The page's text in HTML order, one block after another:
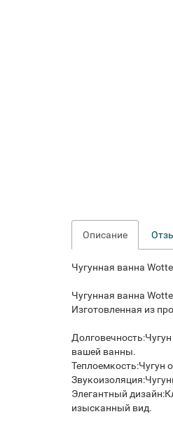
Описание
Чугунная ванна
Чугунная ванна
Изготовленная из
вашей ванны.
Теплоемкость:Чугун
Элегантный
изысканный вид.